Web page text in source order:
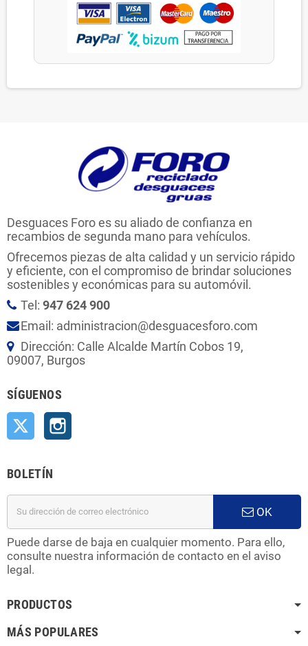
Desguaces Foro es su aliado de confianza en
recambios de segunda mano para vehículos.
Ofrecemos piezas de alta calidad y un servicio rápido
y eficiente, con el compromiso de brindar soluciones
sostenibles y económicas para su automóvil.
Tel: 947 624 900
Email: administracion@desguacesforo.com
Dirección: Calle Alcalde Martín Cobos 19,
09007, Burgos
SÍGUENOS
Twitter
BOLETÍN
OK
Puede darse de baja en cualquier momento. Para ello,
consulte nuestra información de contacto en el aviso
legal.
PRODUCTOS
MÁS POPULARES